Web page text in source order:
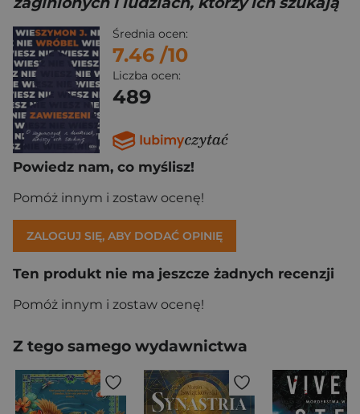
Średnia ocen:
7.46 /10
Liczba ocen:
489
Powiedz nam, co myślisz!
Pomóż innym i zostaw ocenę!
ZALOGUJ SIĘ, ABY DODAĆ OPINIĘ
Ten produkt nie ma jeszcze żadnych recenzji
Pomóż innym i zostaw ocenę!
Z tego samego wydawnictwa